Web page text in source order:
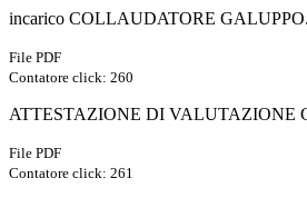
incarico COLLAUDATORE
File PDF
Contatore click: 260
ATTESTAZIONE DI VALUTAZIONE
File PDF
Contatore click: 261